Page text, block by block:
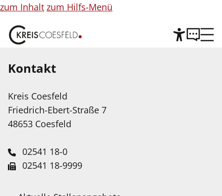
zum Inhalt zum Hilfs-Menü
Copyright
©
Service-Portal
Hilfe
Leichte Sprache
Wir stellen Inhalte unserer Web-Seite in Leichter
Hilfe Künstlicher Intelligenz weiter ausgebaut.
Kontakt
Kreis Coesfeld
Friedrich-Ebert-Straße 7
48653 Coesfeld
02541 18-0
02541 18-9999
info@kreis-coesfeld.de